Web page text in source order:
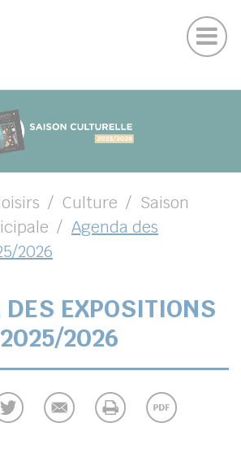
)
)
Facebook
Instagram
sur Youtube
sur Linkedin
Culture
Saison
Agenda des
2026
EXPOSITIONS
2025/2026
des cookies